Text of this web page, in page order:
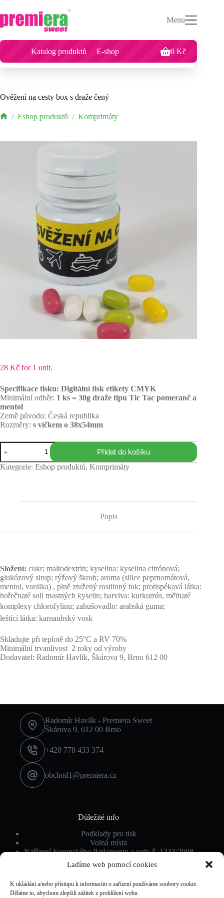
Ladíme web pomocí cookies
K ukládání a/nebo přístupu k informacím o zařízení používáme soubory cookie.
Děláme to, abychom zlepšili zážitek z prohlížení webu.
Kčfor 1 unit.
Přidat do košíku
Menu
Katalog produktů E-shop 0 Kč
Ověžení na cesty box s draže čený
/ Eshop produktů / Komprimáty
28 Kč for 1 unit.
Specifikace tisku: Digitální tisk etikety CMYK
Minimální odběr: 1 ks = 30g draže tipu Tic Tac pomeranč a
mentol
Země původu: Česká republika
Rozměry: s víčkem o 38x54mm
Přidat do košíku
Kategorie: Eshop produktů, Komprimáty
Popis
Složení: cukr; maltodextrin; kyselina: kyselina citrónová;
glukózový sirup; rýžový škrob; aroma (silice peprnomátová,
mentol, vanilka) , plně ztužený rostlinný tuk; protispékavá látka:
hořečnaté soli mastných kyselin; barviva: kurkumín, měïnaté
komplexy chlorofylinu; zahušovadlo: arabská guma;
leštící látka: karnaubský vosk
Skladujte při teplotě do 25°C a RV 70%
Minimální trvanlivost 2 roky od výroby
Dodavatel: Radomír Havlík, Škárova 9, Brno 612 00
Radomír Havlík - Premiera Sweet
Škárova 9, 612 00 Brno
+420 778 433 374
obchod1@premiera.cz
Důležité info
Podklady pro tisk
Volná místa
Nařízení Evropského Parlamentu a rady č. 1333/2008
Ochrana osobních údajů
Povinné info